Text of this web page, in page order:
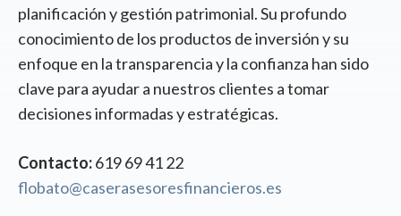
planificación y gestión patrimonial. Su profundo
conocimiento de los productos de inversión y su
enfoque en la transparencia y la confianza han sido
clave para ayudar a nuestros clientes a tomar
decisiones informadas y estratégicas.
Contacto:619 69 41 22
flobato@caserasesoresfinancieros.es